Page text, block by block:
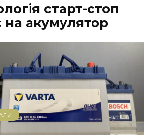
старт-стоп
на акумулятор